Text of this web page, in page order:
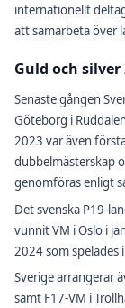
internationellt
att samarbeta över
Guld och silver
Senaste gången
Göteborg i
2023 var även
dubbelmästerskap
genomföras enligt
Det svenska P19-
vunnit VM i Oslo i
2024 som spelades
Sverige arrangerar
samt F17-VM i